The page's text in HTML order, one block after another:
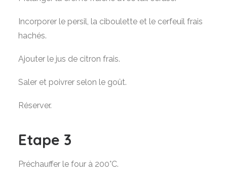
Incorporer le persil, la ciboulette et le cerfeuil frais
hachés.
Ajouter le jus de citron frais.
Saler et poivrer selon le goût.
Réserver.
Etape 3
Préchauffer le four à 200°C.